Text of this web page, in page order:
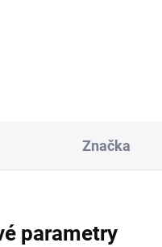
Značka
parametry